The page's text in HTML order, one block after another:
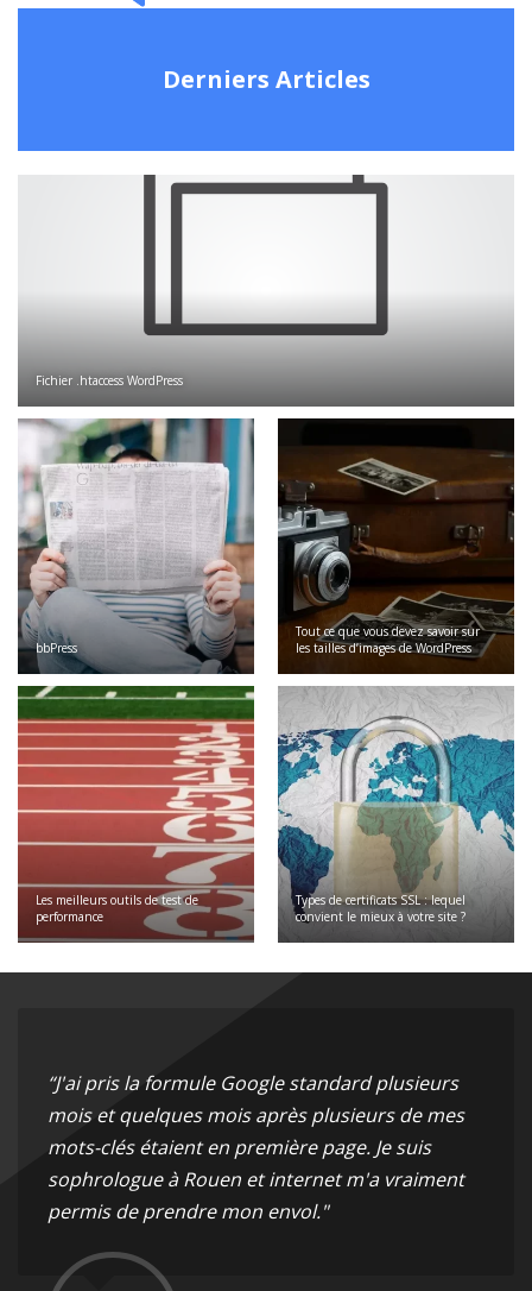
Derniers Articles
Fichier .htaccess WordPress
bbPress
Tout ce que vous devez savoir sur
les tailles d’images de WordPress
Les meilleurs outils de test de
performance
Types de certificats SSL : lequel
convient le mieux à votre site ?
“J'ai pris la formule Google standard plusieurs
mois et quelques mois après plusieurs de mes
mots-clés étaient en première page. Je suis
sophrologue à Rouen et internet m'a vraiment
permis de prendre mon envol."